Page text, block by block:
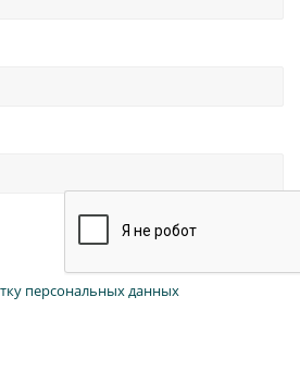
персональных данных